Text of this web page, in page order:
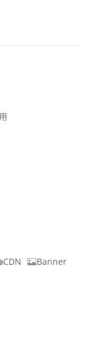
CDN Banner